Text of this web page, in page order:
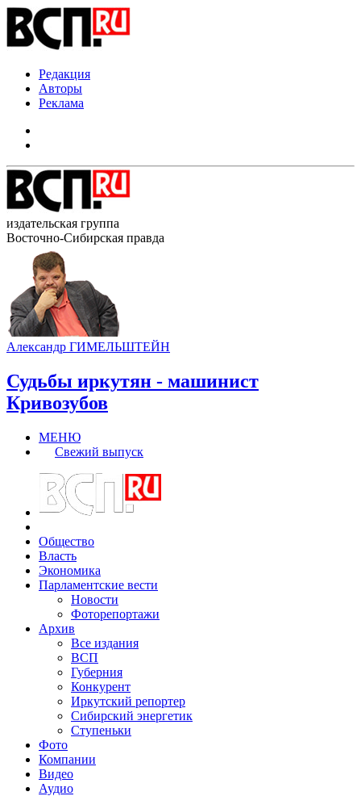
Редакция
Авторы
Реклама
издательская группа
Восточно-Сибирская правда
Александр ГИМЕЛЬШТЕЙН
Судьбы иркутян - машинист
Кривозубов
МЕНЮ
Свежий выпуск
Общество
Власть
Экономика
Парламентские вести
Новости
Фоторепортажи
Архив
Все издания
ВСП
Губерния
Конкурент
Иркутский репортер
Сибирский энергетик
Ступеньки
Фото
Компании
Видео
Аудио